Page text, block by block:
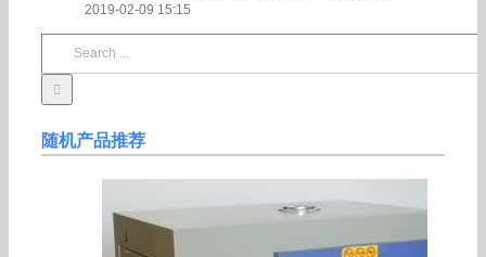
2019-02-09 15:15
随机产品推荐